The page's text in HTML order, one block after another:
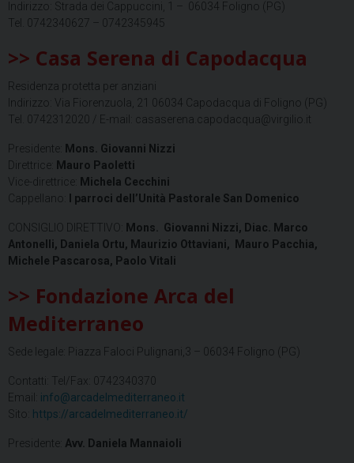
Indirizzo: Strada dei Cappuccini, 1 – 06034 Foligno (PG)
Tel. 0742340627 – 0742345945
>> Casa Serena di Capodacqua
Residenza protetta per anziani
Indirizzo: Via Fiorenzuola, 21 06034 Capodacqua di Foligno (PG)
Tel. 0742312020 / E-mail: casaserena.capodacqua@virgilio.it
Presidente: Mons. Giovanni Nizzi
Direttrice: Mauro Paoletti
Vice-direttrice: Michela Cecchini
Cappellano:
I parroci dell’Unità Pastorale San Domenico
CONSIGLIO DIRETTIVO:
Mons. Giovanni Nizzi, Diac. Marco
Antonelli, Daniela Ortu, Maurizio Ottaviani, Mauro Pacchia,
Michele Pascarosa, Paolo Vitali
>> Fondazione Arca del
Mediterraneo
Sede legale: Piazza Faloci Pulignani,3 – 06034 Foligno (PG)
Contatti: Tel/Fax: 0742340370
Email: info@arcadelmediterraneo.it
Sito: https://arcadelmediterraneo.it/
Presidente: Avv. Daniela Mannaioli